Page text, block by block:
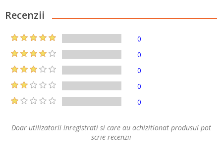
Recenzii
0
0
0
0
0
Doar utilizatorii inregistrati si care au achizitionat produsul pot
scrie recenzii